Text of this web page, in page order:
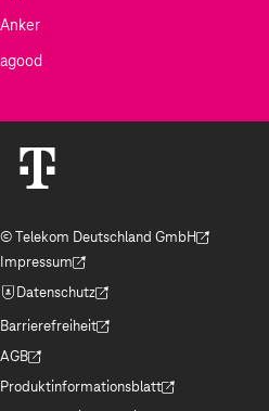
Anker
agood
© Telekom Deutschland GmbH
(Der Link wird in einem neuen Tab geöffnet)
Impressum
(Der Link wird in einem neuen Tab geöffnet)
Datenschutz
(Der Link wird in einem neuen Tab geöffnet)
Barrierefreiheit
(Der Link wird in einem neuen Tab geöffnet)
AGB
(Der Link wird in einem neuen Tab geöffnet)
Produktinformationsblatt
(Der Link wird in einem neuen Tab geöffnet)